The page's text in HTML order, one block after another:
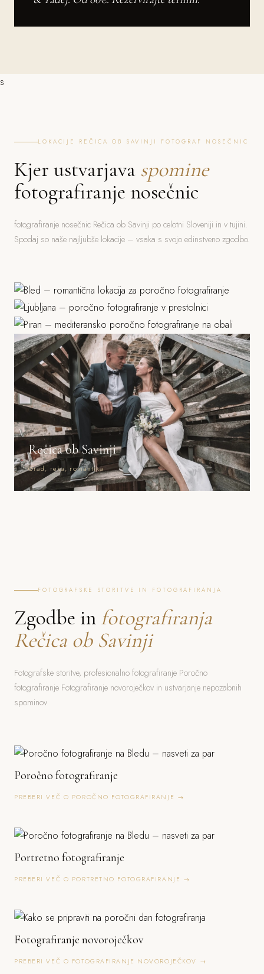
s
LOKACIJE REČICA OB SAVINJI FOTOGRAF NOSEČNIC
Kjer ustvarjava spomine
fotografiranje nosečnic
fotografiranje nosečnic Rečica ob Savinji po celotni Sloveniji in v tujini.
Spodaj so naše najljubše lokacije – vsaka s svojo edinstveno zgodbo.
Grad, stara mesta, parki
Piran
Morje, mediteranska arhitektura
Rečica ob Savinji
Grad, reka, romantika
FOTOGRAFSKE STORITVE IN FOTOGRAFIRANJA
Zgodbe in fotografiranja
Rečica ob Savinji
Fotografske storitve, profesionalno fotografiranje Poročno
fotografiranje Fotografiranje novoroječkov in ustvarjanje nepozabnih
spominov
Poročno fotografiranje
PREBERI VEČ O POROČNO FOTOGRAFIRANJE →
Portretno fotografiranje
PREBERI VEČ O PORTRETNO FOTOGRAFIRANJE →
Fotografiranje novoroječkov
PREBERI VEČ O FOTOGRAFIRANJE NOVOROJEČKOV →